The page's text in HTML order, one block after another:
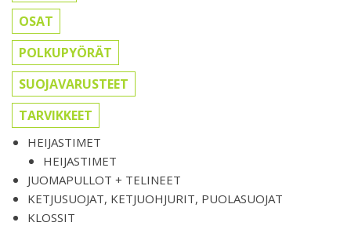
OSAT
POLKUPYÖRÄT
SUOJAVARUSTEET
TARVIKKEET
HEIJASTIMET
HEIJASTIMET
JUOMAPULLOT + TELINEET
KETJUSUOJAT, KETJUOHJURIT, PUOLASUOJAT
KLOSSIT